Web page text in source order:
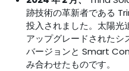
跡技術の革新者である
投入されました。太陽光
アップグレードされた
バージョンと Smart
み合わせたものです。